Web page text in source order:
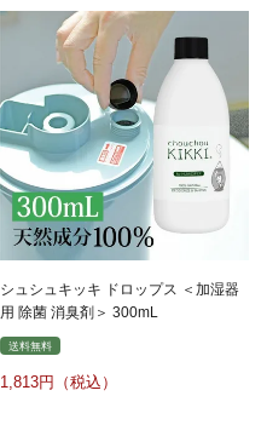
シュシュキッキ ドロップス ＜加湿器
用 除菌 消臭剤＞ 300mL
送料無料
1,813